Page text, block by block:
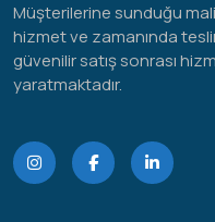
Müşterilerine sunduğu
hizmet ve zamanında
güvenilir satış sonrası
yaratmaktadır.